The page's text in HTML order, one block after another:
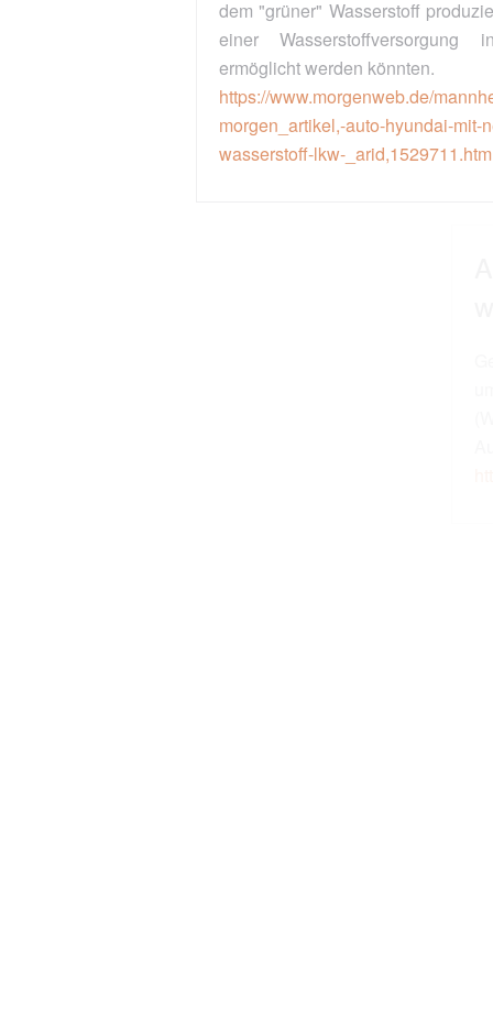
dem "grüner" Wasserstoff produziert und der Aufbau
einer Wasserstoffversorgung in ganz Europa
ermöglicht werden könnten.
https://www.morgenweb.de/mannheimer-
morgen_artikel,-auto-hyundai-mit-neuen-details-zum-
wasserstoff-lkw-_arid,1529711.html